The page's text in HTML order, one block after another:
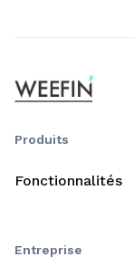
Produits
Fonctionnalités
Entreprise